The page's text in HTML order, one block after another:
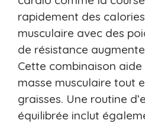
rapidement des
musculaire avec des
de résistance
Cette combinaison
masse musculaire tout
graisses. Une routine
équilibrée inclut